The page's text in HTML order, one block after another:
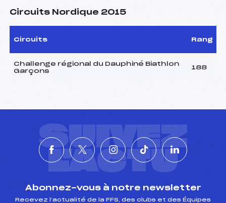
Circuits Nordique 2015
Circuits Rang
Challenge régional du Dauphiné Biathlon
Garçons
188
SUIVEZ
L'ACTU
Abonnez-vous à notre newsletter
Recevez l’actualité de la FFS, des clubs et des Équipes